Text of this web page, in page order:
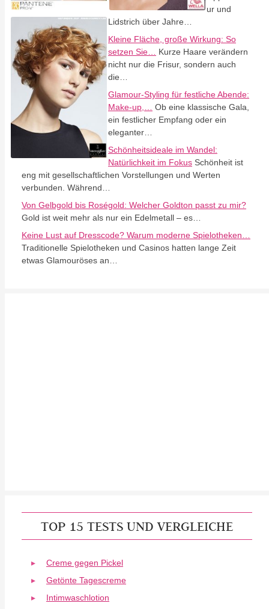
ur und
Lidstrich über Jahre…
Kleine Fläche, große Wirkung: So
setzen Sie…
Kurze Haare verändern
nicht nur die Frisur, sondern auch
die…
Glamour-Styling für festliche Abende:
Make-up,…
Ob eine klassische Gala,
ein festlicher Empfang oder ein
eleganter…
Schönheitsideale im Wandel:
Natürlichkeit im Fokus Schönheit ist
eng mit gesellschaftlichen Vorstellungen und Werten
verbunden. Während…
Von Gelbgold bis Roségold: Welcher Goldton passt zu mir?
Gold ist weit mehr als nur ein Edelmetall – es…
Keine Lust auf Dresscode? Warum moderne Spielotheken…
Traditionelle Spielotheken und Casinos hatten lange Zeit
etwas Glamouröses an…
TOP 15 TESTS UND VERGLEICHE
Creme gegen Pickel
Getönte Tagescreme
Intimwaschlotion